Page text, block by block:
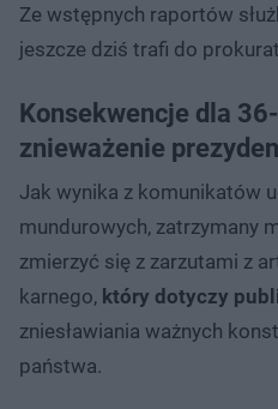
Ze wstępnych raportów
jeszcze dziś trafi do
Konsekwencje dla
znieważenie
Jak wynika z komunikatów
mundurowych, zatrzymany
zmierzyć się z zarzutami z
karnego, który dotyczy
zniesławiania ważnych
państwa.